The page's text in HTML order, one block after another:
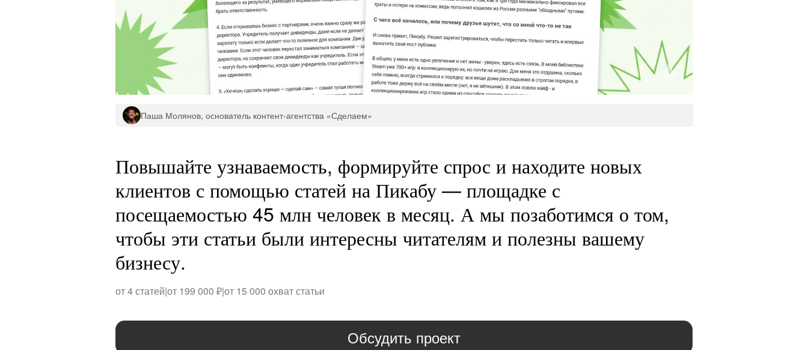
Паша Молянов, основатель контент-агентства «Сделаем»
Повышайте узнаваемость, формируйте спрос и находите новых
клиентов с помощью статей на Пикабу — площадке с
посещаемостью 45 млн человек в месяц. А мы позаботимся о том,
чтобы эти статьи были интересны читателям и полезны вашему
бизнесу.
от 4 статей|от 199 000 ₽|от 15 000 охват статьи
Обсудить проект